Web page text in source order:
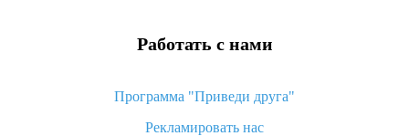
Работать с нами
Программа "Приведи друга"
Рекламировать нас